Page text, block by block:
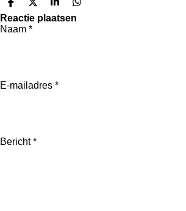
D
e
l
e
D
e
e
S
h
D
e
Reactie plaatsen
Naam *
E-mailadres *
Bericht *